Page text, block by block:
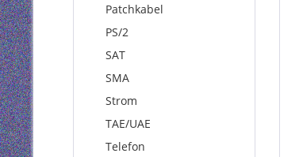
Patchkabel
PS/2
SAT
SMA
Strom
TAE/UAE
Telefon